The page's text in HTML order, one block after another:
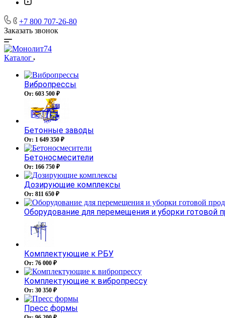
+7 800 707-26-80
Заказать звонок
Каталог
Вибропрессы
От: 603 500 ₽
Бетонные заводы
От: 1 649 350 ₽
Бетоносмесители
От: 166 750 ₽
Дозирующие комплексы
От: 811 650 ₽
Оборудование для перемещения и уборки готовой
Комплектующие к РБУ
От: 76 000 ₽
Комплектующие к вибропрессу
От: 30 350 ₽
Пресс формы